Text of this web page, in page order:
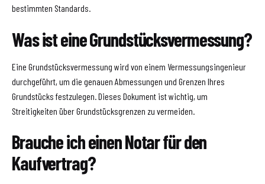
bestimmten Standards.
Was ist eine Grundstücksvermessung?
Eine Grundstücksvermessung wird von einem Vermessungsingenieur
durchgeführt, um die genauen Abmessungen und Grenzen Ihres
Grundstücks festzulegen. Dieses Dokument ist wichtig, um
Streitigkeiten über Grundstücksgrenzen zu vermeiden.
Brauche ich einen Notar für den
Kaufvertrag?